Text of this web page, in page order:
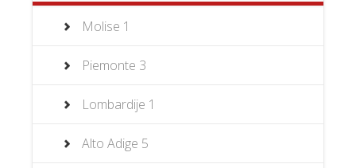
Molise 1
Piemonte 3
Lombardije 1
Alto Adige 5